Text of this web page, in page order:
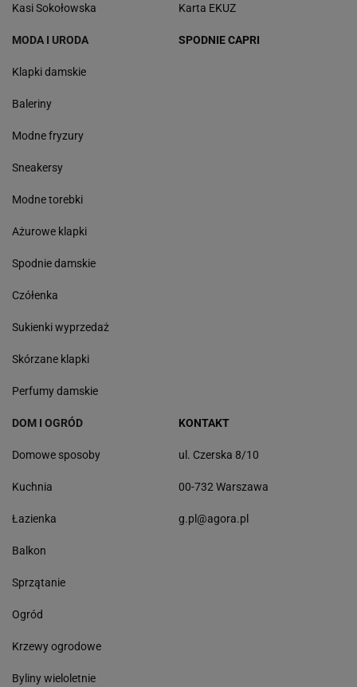
Kasi Sokołowska Karta EKUZ
MODA I URODA
Klapki damskie
Baleriny
Modne fryzury
Sneakersy
Modne torebki
Ażurowe klapki
Spodnie damskie
Czółenka
Sukienki wyprzedaż
Skórzane klapki
Perfumy damskie
SPODNIE CAPRI
DOM I OGRÓD
Domowe sposoby
Kuchnia
Łazienka
Balkon
Sprzątanie
Ogród
Krzewy ogrodowe
Byliny wieloletnie
KONTAKT
ul. Czerska 8/10
00-732 Warszawa
g.pl@agora.pl